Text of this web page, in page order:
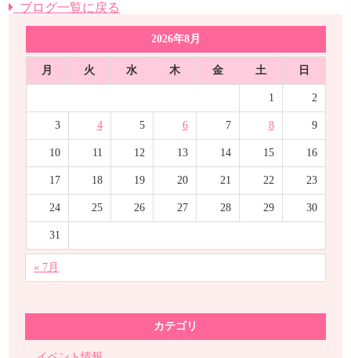
ブログ一覧に戻る
2026年8月
月 火 水 木 金 土 日
1 2
3 4 5 6 7 8 9
10 11 12 13 14 15 16
17 18 19 20 21 22 23
24 25 26 27 28 29 30
31
« 7月
カテゴリ